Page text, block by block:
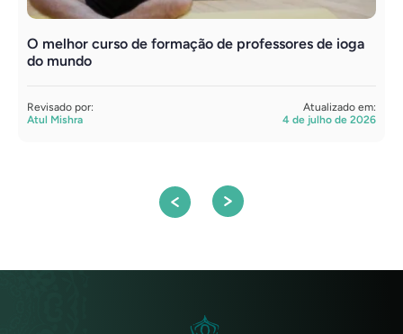
O melhor curso de formação de professores de ioga
do mundo
Revisado por:
Atul Mishra
Atualizado em:
4 de julho de 2026